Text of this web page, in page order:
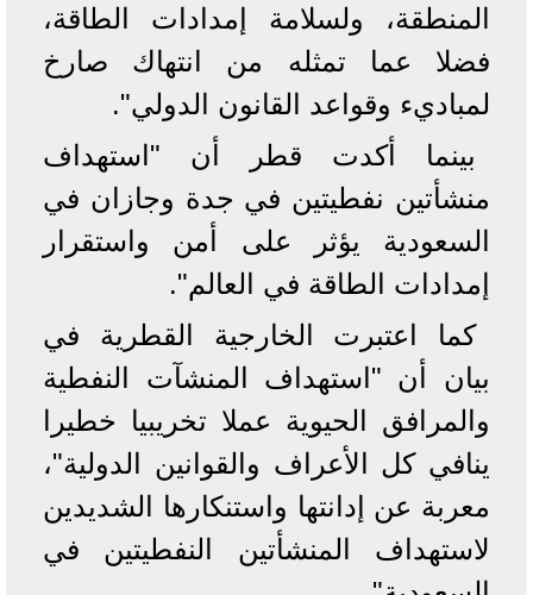
المنطقة، ولسلامة إمدادات الطاقة،
فضلا عما تمثله من انتهاك صارخ
لمباديء وقواعد القانون الدولي".
بينما أكدت قطر أن "استهداف
منشأتين نفطيتين في جدة وجازان في
السعودية يؤثر على أمن واستقرار
إمدادات الطاقة في العالم".
كما اعتبرت الخارجية القطرية في
بيان أن "استهداف المنشآت النفطية
والمرافق الحيوية عملا تخريبيا خطيرا
ينافي كل الأعراف والقوانين الدولية"،
معربة عن إدانتها واستنكارها الشديدين
لاستهداف المنشأتين النفطيتين في